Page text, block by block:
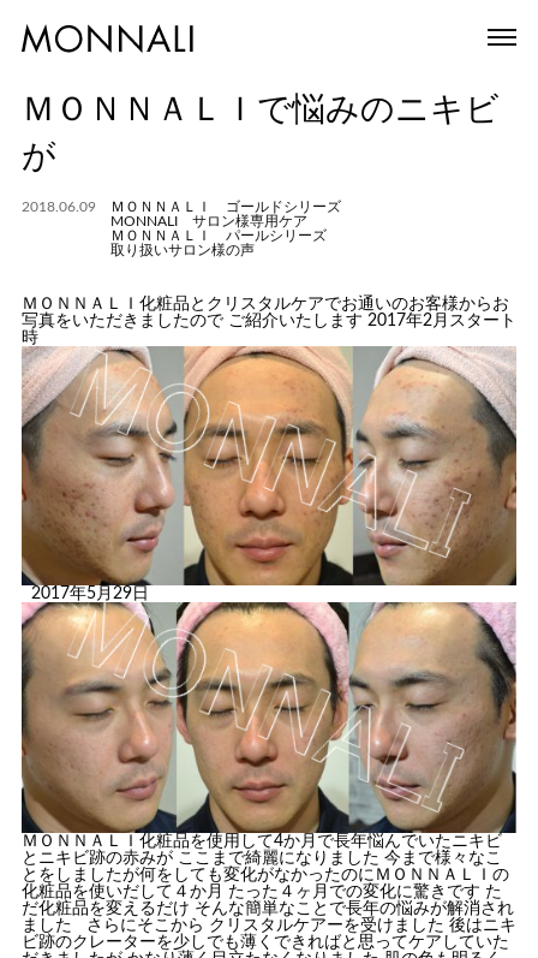
ＭＯＮＮＡＬＩで悩みのニキビ
が
2018.06.09
ＭＯＮＮＡＬＩ ゴールドシリーズ
MONNALI サロン様専用ケア
ＭＯＮＮＡＬＩ パールシリーズ
取り扱いサロン様の声
ＭＯＮＮＡＬＩ化粧品とクリスタルケアでお通いのお客様からお
写真をいただきましたので ご紹介いたします 2017年2月スタート
時
2017年5月29日
ＭＯＮＮＡＬＩ化粧品を使用して4か月で長年悩んでいたニキビ
とニキビ跡の赤みが ここまで綺麗になりました 今まで様々なこ
とをしましたが何をしても変化がなかったのにＭＯＮＮＡＬＩの
化粧品を使いだして４か月 たった４ヶ月での変化に驚きです た
だ化粧品を変えるだけ そんな簡単なことで長年の悩みが解消され
ました さらにそこから クリスタルケアーを受けました 後はニキ
ビ跡のクレーターを少しでも薄くできればと思ってケアしていた